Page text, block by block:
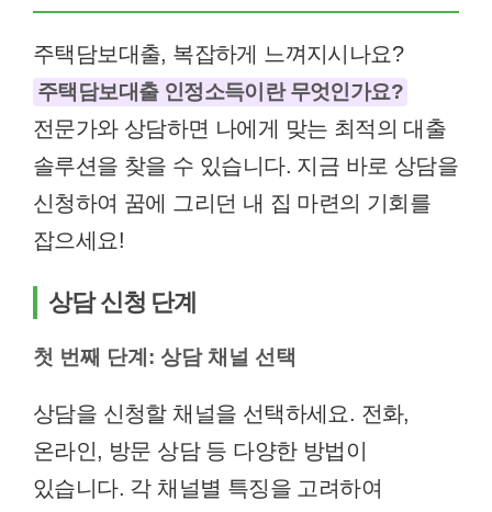
주택담보대출, 복잡하게 느껴지시나요?
주택담보대출 인정소득이란 무엇인가요?
전문가와 상담하면 나에게 맞는 최적의 대출
솔루션을 찾을 수 있습니다. 지금 바로 상담을
신청하여 꿈에 그리던 내 집 마련의 기회를
잡으세요!
상담 신청 단계
첫 번째 단계: 상담 채널 선택
상담을 신청할 채널을 선택하세요. 전화,
온라인, 방문 상담 등 다양한 방법이
있습니다. 각 채널별 특징을 고려하여